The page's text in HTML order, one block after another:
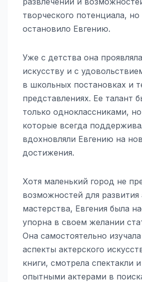
творческого потенциала, но
остановило Евгению.
Уже с детства она
искусству и с
в школьных постановках и
представлениях. Ее талант
только одноклассниками,
которые всегда
вдохновляли Евгению на
достижения.
Хотя маленький город не
возможностей для развития
мастерства, Евгения была
упорна в своем желании
Она самостоятельно
аспекты актерского
книги, смотрела спектакли
опытными актерами в